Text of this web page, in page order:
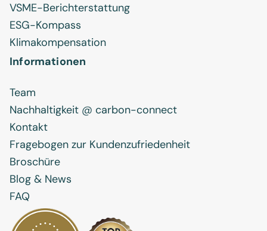
VSME-Berichterstattung
ESG-Kompass
Klimakompensation
Informationen
Team
Nachhaltigkeit @ carbon-connect
Kontakt
Fragebogen zur Kundenzufriedenheit
Broschüre
Blog & News
FAQ